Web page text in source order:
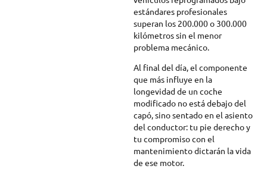
estándares profesionales
superan los 200.000 o 300.000
kilómetros sin el menor
problema mecánico.
Al final del día, el componente
que más influye en la
longevidad de un coche
modificado no está debajo del
capó, sino sentado en el asiento
del conductor: tu pie derecho y
tu compromiso con el
mantenimiento dictarán la vida
de ese motor.